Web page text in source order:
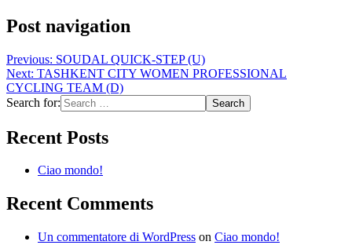
Post navigation
Previous: SOUDAL QUICK-STEP (U)
Next: TASHKENT CITY WOMEN PROFESSIONAL
CYCLING TEAM (D)
Search for:
Recent Posts
Ciao mondo!
Recent Comments
Un commentatore di WordPress on Ciao mondo!